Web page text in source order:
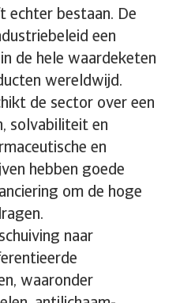
echter bestaan. De
een
de hele waardeketen
wereldwijd.
de sector over een
solvabiliteit en
en
hebben goede
om de hoge
naar
waaronder